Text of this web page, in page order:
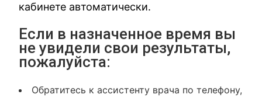
кабинете автоматически.
Если в назначенное время вы
не увидели свои результаты,
пожалуйста:
Обратитесь к ассистенту врача по телефону,